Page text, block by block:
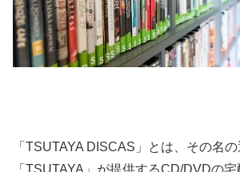
「TSUTAYA DISCAS」とは、その名の
「TSUTAYA」が提供するCD/DVDの